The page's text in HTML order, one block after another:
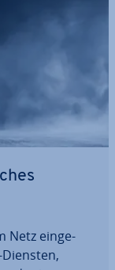
Netz ein­ge­